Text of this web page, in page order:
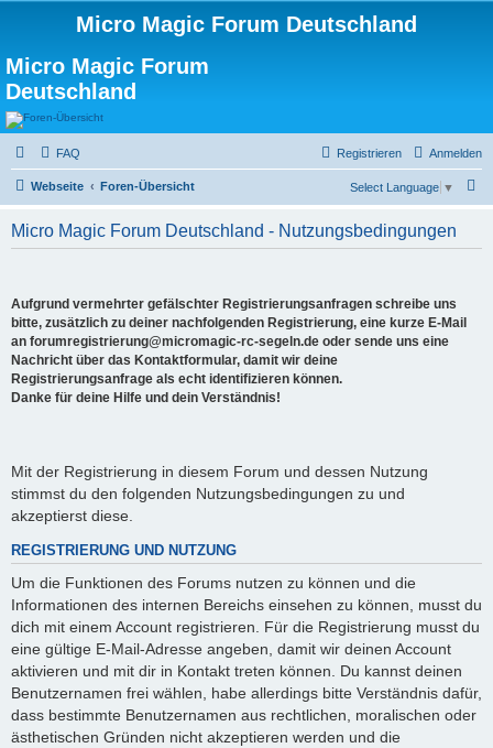
Micro Magic Forum Deutschland
Micro Magic Forum
Deutschland
FAQ Anmelden
Registrieren
Webseite Foren-Übersicht Select Language ▼
Micro Magic Forum Deutschland - Nutzungsbedingungen
Aufgrund vermehrter gefälschter Registrierungsanfragen schreibe uns
bitte, zusätzlich zu deiner nachfolgenden Registrierung, eine kurze E-Mail
an forumregistrierung@micromagic-rc-segeln.de oder sende uns eine
Nachricht über das Kontaktformular, damit wir deine
Registrierungsanfrage als echt identifizieren können.
Danke für deine Hilfe und dein Verständnis!
Mit der Registrierung in diesem Forum und dessen Nutzung
stimmst du den folgenden Nutzungsbedingungen zu und
akzeptierst diese.
REGISTRIERUNG UND NUTZUNG
Um die Funktionen des Forums nutzen zu können und die
Informationen des internen Bereichs einsehen zu können, musst du
dich mit einem Account registrieren. Für die Registrierung musst du
eine gültige E-Mail-Adresse angeben, damit wir deinen Account
aktivieren und mit dir in Kontakt treten können. Du kannst deinen
Benutzernamen frei wählen, habe allerdings bitte Verständnis dafür,
dass bestimmte Benutzernamen aus rechtlichen, moralischen oder
ästhetischen Gründen nicht akzeptieren werden und die